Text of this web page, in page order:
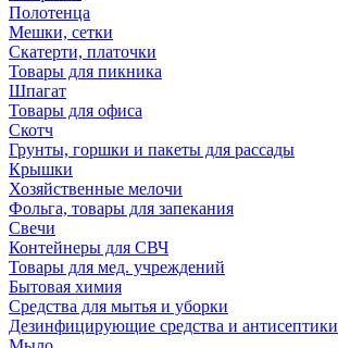
Полотенца
Мешки, сетки
Скатерти, платочки
Товары для пикника
Шпагат
Товары для офиса
Скотч
Грунты, горшки и пакеты для рассады
Крышки
Хозяйственные мелочи
Фольга, товары для запекания
Свечи
Контейнеры для СВЧ
Товары для мед. учреждений
Бытовая химия
Средства для мытья и уборки
Дезинфицирующие средства и антисептики